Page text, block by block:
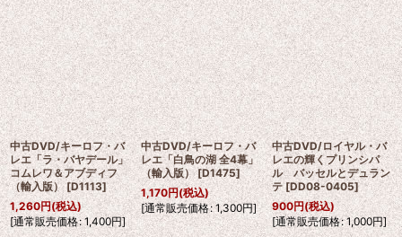
中古DVD/キーロフ・バ
レエ「ラ・バヤデール」
コムレワ＆アブディフ
（輸入版） [D1113]
1,260円(税込)
[通常販売価格: 1,400円]
中古DVD/キーロフ・バ
レエ「白鳥の湖 全4幕」
（輸入版） [D1475]
1,170円(税込)
[通常販売価格: 1,300円]
中古DVD/ロイヤル・バ
レエの輝くプリンシパ
ル バッセルとデュラン
テ [DD08-0405]
900円(税込)
[通常販売価格: 1,000円]